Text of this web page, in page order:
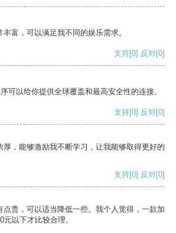
富，可以满足我不同的娱乐需求。
支持[0] 反对[0]
可以给你提供全球覆盖和最高安全性的连接。
支持[0] 反对[0]
厚，能够激励我不断学习，让我能够取得更好的
支持[0] 反对[0]
点贵，可以适当降低一些。我个人觉得，一款加
以下才比较合理。